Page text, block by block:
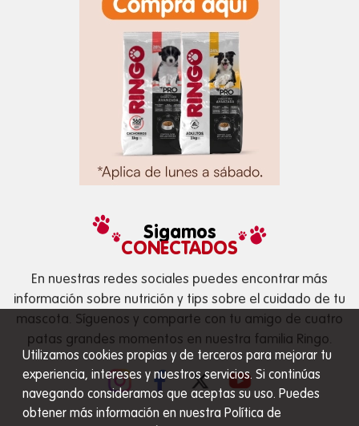
Utilizamos cookies propias y de terceros para mejorar tu
experiencia, intereses y nuestros servicios. Si continúas
navegando consideramos que aceptas su uso. Puedes
obtener más información en nuestra Política de
Sigamos
CONECTADOS
En nuestras redes sociales puedes encontrar más
información sobre nutrición y tips sobre el cuidado de tu
mascota. Síguenos y comparte con tu amigo de cuatro
patas grandes momentos en nuestra familia Ringo.